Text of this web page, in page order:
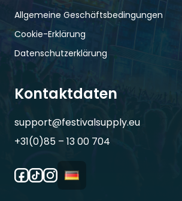
Allgemeine Geschäftsbedingungen
Cookie-Erklärung
Datenschutzerklärung
Kontaktdaten
support@festivalsupply.eu
+31(0)85 – 13 00 704